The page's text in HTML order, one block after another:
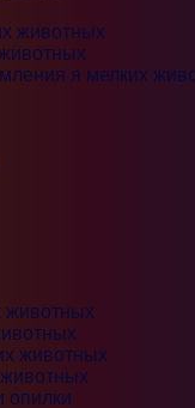
я мелких
животных
животных
опилки